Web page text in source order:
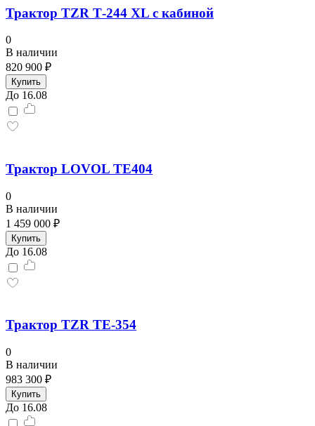
Трактор TZR Т-244 XL с кабиной
0
В наличии
820 900 ₽
Купить
До 16.08
Трактор LOVOL TE404
0
В наличии
1 459 000 ₽
Купить
До 16.08
Трактор TZR TЕ-354
0
В наличии
983 300 ₽
Купить
До 16.08